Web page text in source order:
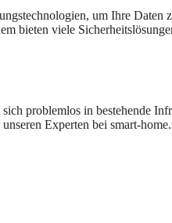
um Ihre Daten
bieten viele
problemlos in bestehende
Experten bei smart-